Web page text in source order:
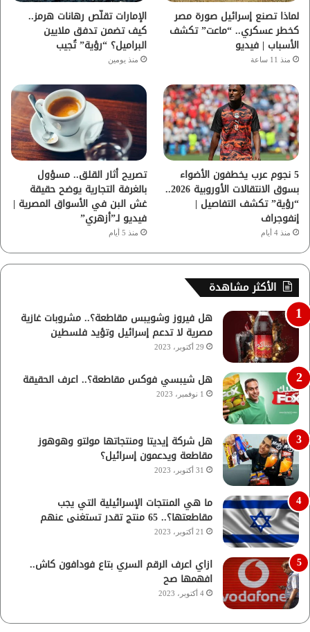
ا
م
لماذا تصنع إسرائيل صورة مصر
كخطر عسكري.. “ماعت” تكشف
الأسباب | فيديو
منذ 11 ساعة
الإمارات تقلّص رهانات هرمز..
كيف تضمن تدفق ملايين
البراميل؟ “رؤية” تُجيب
منذ يومين
5 نجوم عرب يخطفون الأضواء
بسوق الانتقالات الأوروبية 2026..
“رؤية” تكشف التفاصيل |
إنفوجراف
منذ 4 أيام
تصريح أثار القلق.. مسؤول
بالغرفة التجارية يوضح حقيقة
غش البن في الأسواق المصرية |
فيديو لـ”أزهري”
منذ 5 أيام
الأكثر مشاهدة
هل فيروز وشويبس مقاطعة؟.. مشروبات غازية
مصرية لا تدعم إسرائيل وتؤيد فلسطين
29 أكتوبر، 2023
هل شيبسي فوكس مقاطعة؟.. اعرف الحقيقة
1 نوفمبر، 2023
هل شركة إيديتا ومنتجاتها مولتو وهوهوز
مقاطعة ويدعمون إسرائيل؟
31 أكتوبر، 2023
ما هي المنتجات الإسرائيلية التي يجب
مقاطعتها؟.. 65 منتج تقدر تستغنى عنهم
21 أكتوبر، 2023
ازاي اعرف الرقم السري بتاع فودافون كاش..
افهمها صح
4 أكتوبر، 2023